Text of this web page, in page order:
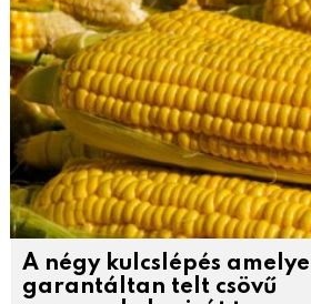
A négy kulcslépés
garantáltan telt csövű